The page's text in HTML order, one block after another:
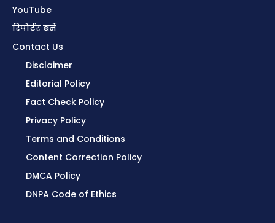
YouTube
रिपोर्टर बनें
Contact Us
Disclaimer
Editorial Policy
Fact Check Policy
Privacy Policy
Terms and Conditions
Content Correction Policy
DMCA Policy
DNPA Code of Ethics